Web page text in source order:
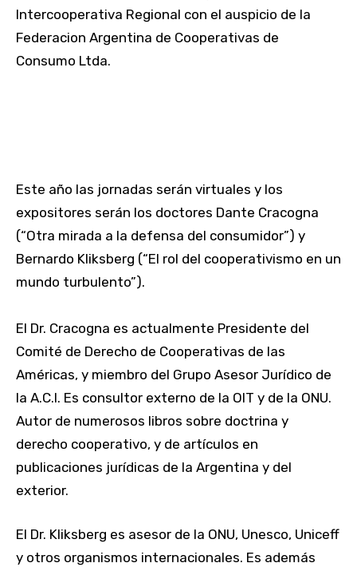
Intercooperativa Regional con el auspicio de la
Federacion Argentina de Cooperativas de
Consumo Ltda.
Este año las jornadas serán virtuales y los
expositores serán los doctores Dante Cracogna
(“Otra mirada a la defensa del consumidor”) y
Bernardo Kliksberg (“El rol del cooperativismo en un
mundo turbulento”).
El Dr. Cracogna es actualmente Presidente del
Comité de Derecho de Cooperativas de las
Américas, y miembro del Grupo Asesor Jurídico de
la A.C.I. Es consultor externo de la OIT y de la ONU.
Autor de numerosos libros sobre doctrina y
derecho cooperativo, y de artículos en
publicaciones jurídicas de la Argentina y del
exterior.
El Dr. Kliksberg es asesor de la ONU, Unesco, Uniceff
y otros organismos internacionales. Es además